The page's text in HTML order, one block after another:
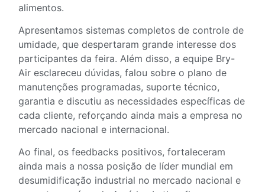
alimentos.
Apresentamos sistemas completos de controle de
umidade, que despertaram grande interesse dos
participantes da feira. Além disso, a equipe Bry-
Air esclareceu dúvidas, falou sobre o plano de
manutenções programadas, suporte técnico,
garantia e discutiu as necessidades específicas de
cada cliente, reforçando ainda mais a empresa no
mercado nacional e internacional.
Ao final, os feedbacks positivos, fortaleceram
ainda mais a nossa posição de líder mundial em
desumidificação industrial no mercado nacional e